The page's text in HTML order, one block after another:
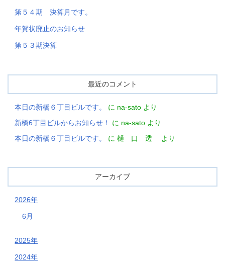
第５４期 決算月です。
年賀状廃止のお知らせ
第５３期決算
最近のコメント
本日の新橋６丁目ビルです。 に na-sato より
新橋6丁目ビルからお知らせ！
に na-sato より
本日の新橋６丁目ビルです。
に樋 口 透 より
アーカイブ
2026年
6月
2025年
2024年